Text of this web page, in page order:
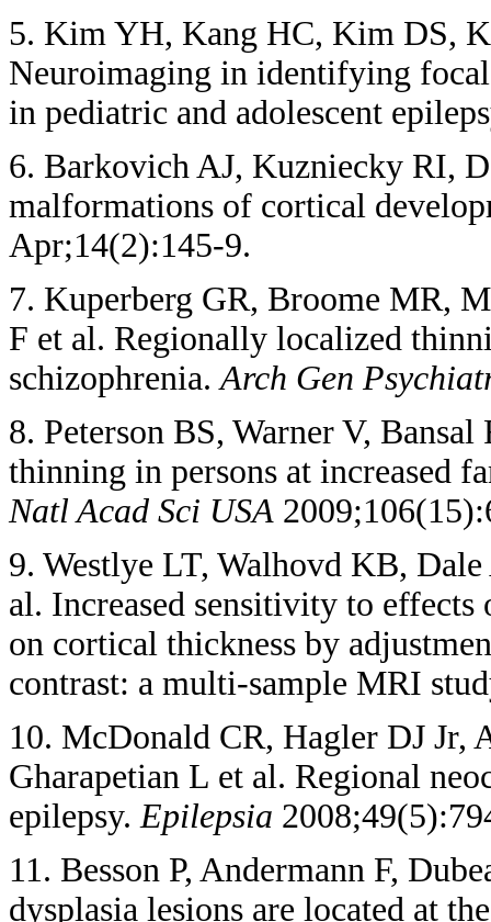
5. Kim YH, Kang HC, Kim DS,
Neuroimaging in identifying
in pediatric and adolescent
6. Barkovich AJ, Kuzniecky RI,
malformations of cortical
Apr;14(2):145-9.
7. Kuperberg GR, Broome MR,
F et al. Regionally localized
schizophrenia. Arch Gen
8. Peterson BS, Warner V,
thinning in persons at increased
Natl Acad Sci USA
9. Westlye LT, Walhovd KB,
al. Increased sensitivity to
on cortical thickness by
contrast: a multi-sample MRI
10. McDonald CR, Hagler DJ Jr,
Gharapetian L et al. Regional
epilepsy. Epilepsia
11. Besson P, Andermann F,
dysplasia lesions are located at